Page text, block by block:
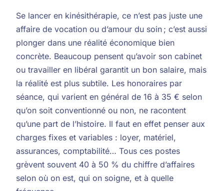
Se lancer en kinésithérapie, ce n’est pas juste une
affaire de vocation ou d’amour du soin ; c’est aussi
plonger dans une réalité économique bien
concrète. Beaucoup pensent qu’avoir son cabinet
ou travailler en libéral garantit un bon salaire, mais
la réalité est plus subtile. Les honoraires par
séance, qui varient en général de 16 à 35 € selon
qu’on soit conventionné ou non, ne racontent
qu’une part de l’histoire. Il faut en effet penser aux
charges fixes et variables : loyer, matériel,
assurances, comptabilité… Tous ces postes
grèvent souvent 40 à 50 % du chiffre d’affaires
selon où on est, qui on soigne, et à quelle